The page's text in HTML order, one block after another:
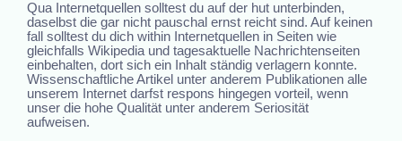
Qua Internetquellen solltest du auf der hut unterbinden,
daselbst die gar nicht pauschal ernst reicht sind. Auf keinen
fall solltest du dich within Internetquellen in Seiten wie
gleichfalls Wikipedia und tagesaktuelle Nachrichtenseiten
einbehalten, dort sich ein Inhalt ständig verlagern konnte.
Wissenschaftliche Artikel unter anderem Publikationen alle
unserem Internet darfst respons hingegen vorteil, wenn
unser die hohe Qualität unter anderem Seriosität
aufweisen.